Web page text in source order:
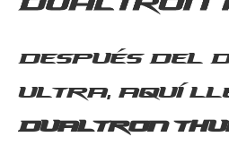
Después del
Ultra, aquí
Dualtron